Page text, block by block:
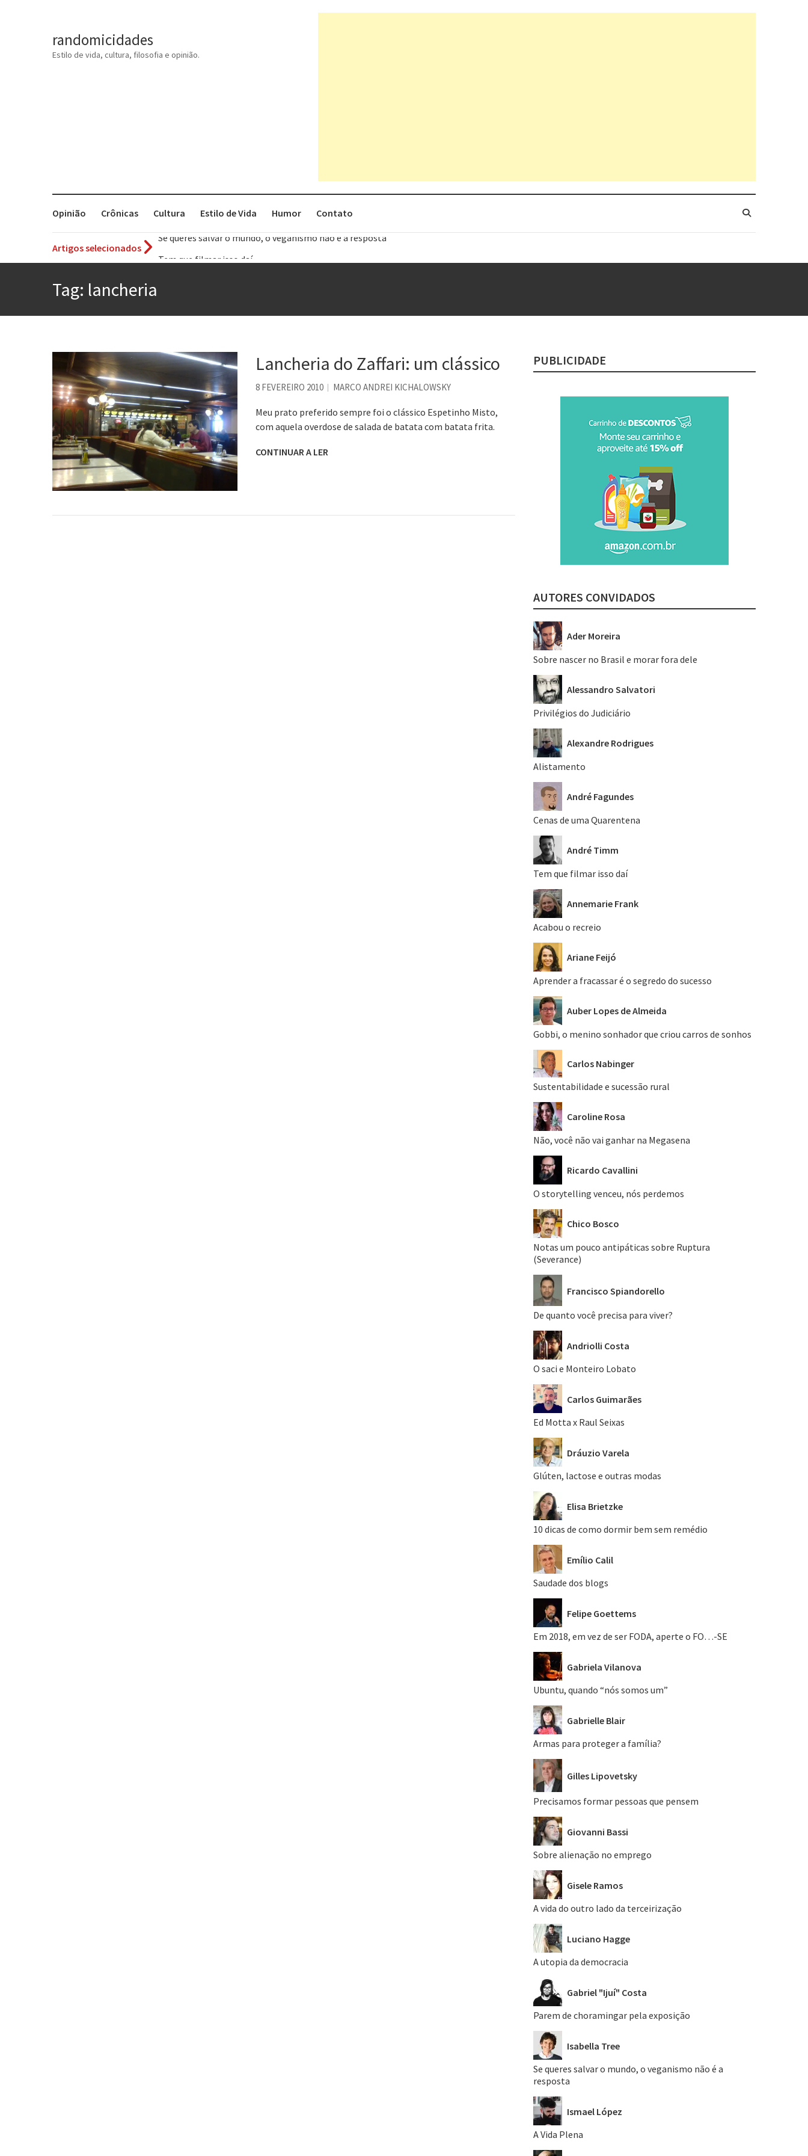
randomicidades
Estilo de vida, cultura, filosofia e opinião.
Opinião Crônicas Cultura Estilo de Vida Humor Contato
Artigos selecionados
Contardo Calligaris prega o “direito à tristeza”
Os causos de Jorge Luis Borges
Voto obrigatório é correto?
Se queres salvar o mundo, o veganismo não é a resposta
Tag: lancheria
Lancheria do Zaffari: um clássico
8 FEVEREIRO 2010 MARCO ANDREI KICHALOWSKY
Meu prato preferido sempre foi o clássico Espetinho Misto,
com aquela overdose de salada de batata com batata frita.
CONTINUAR A LER
PUBLICIDADE
AUTORES CONVIDADOS
Ader Moreira
Sobre nascer no Brasil e morar fora dele
Alessandro Salvatori
Privilégios do Judiciário
Alexandre Rodrigues
Alistamento
André Fagundes
Cenas de uma Quarentena
André Timm
Tem que filmar isso daí
Annemarie Frank
Acabou o recreio
Ariane Feijó
Aprender a fracassar é o segredo do sucesso
Auber Lopes de Almeida
Gobbi, o menino sonhador que criou carros de sonhos
Carlos Nabinger
Sustentabilidade e sucessão rural
Caroline Rosa
Não, você não vai ganhar na Megasena
Ricardo Cavallini
O storytelling venceu, nós perdemos
Chico Bosco
Notas um pouco antipáticas sobre Ruptura
(Severance)
Francisco Spiandorello
De quanto você precisa para viver?
Andriolli Costa
O saci e Monteiro Lobato
Carlos Guimarães
Ed Motta x Raul Seixas
Dráuzio Varela
Glúten, lactose e outras modas
Elisa Brietzke
10 dicas de como dormir bem sem remédio
Emílio Calil
Saudade dos blogs
Felipe Goettems
Em 2018, em vez de ser FODA, aperte o FO…-SE
Gabriela Vilanova
Ubuntu, quando “nós somos um”
Gabrielle Blair
Armas para proteger a família?
Gilles Lipovetsky
Precisamos formar pessoas que pensem
Giovanni Bassi
Sobre alienação no emprego
Gisele Ramos
A vida do outro lado da terceirização
Luciano Hagge
A utopia da democracia
Gabriel "Ijuí" Costa
Parem de choramingar pela exposição
Isabella Tree
Se queres salvar o mundo, o veganismo não é a
resposta
Ismael López
A Vida Plena